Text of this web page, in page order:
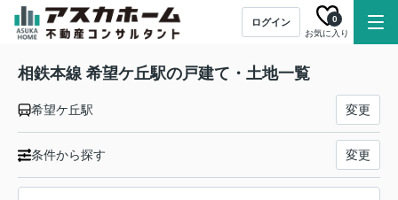
ログイン
お気に入り
0
相鉄本線 希望ケ丘駅の戸建て・土地一覧
希望ケ丘駅 変更
条件から探す 変更